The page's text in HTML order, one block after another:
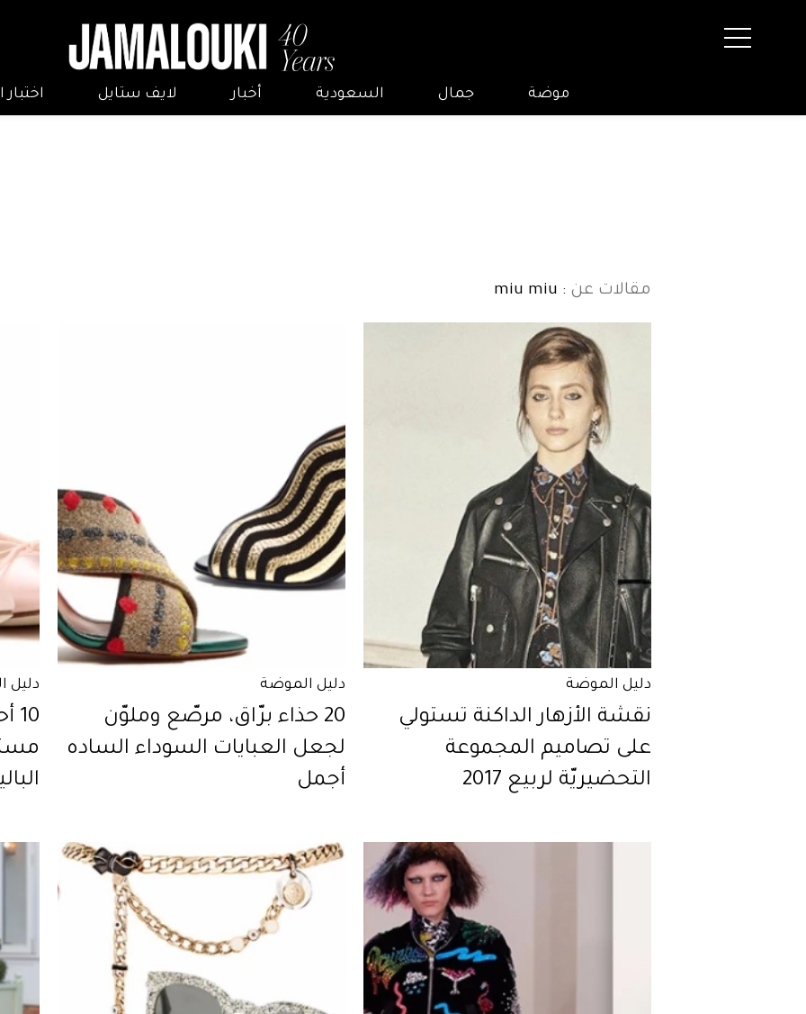
موضة جمال السعودية أخبار لايف ستايل
مقالات عن : miu miu
دليل الموضة
نقشة الأزهار الداكنة تستولي
على تصاميم المجموعة
التحضيريّة لربيع 2017
دليل الموضة
20 حذاء برّاق، مرصّع وملوّن
لجعل العبايات السوداء الساده
أجمل
دليل